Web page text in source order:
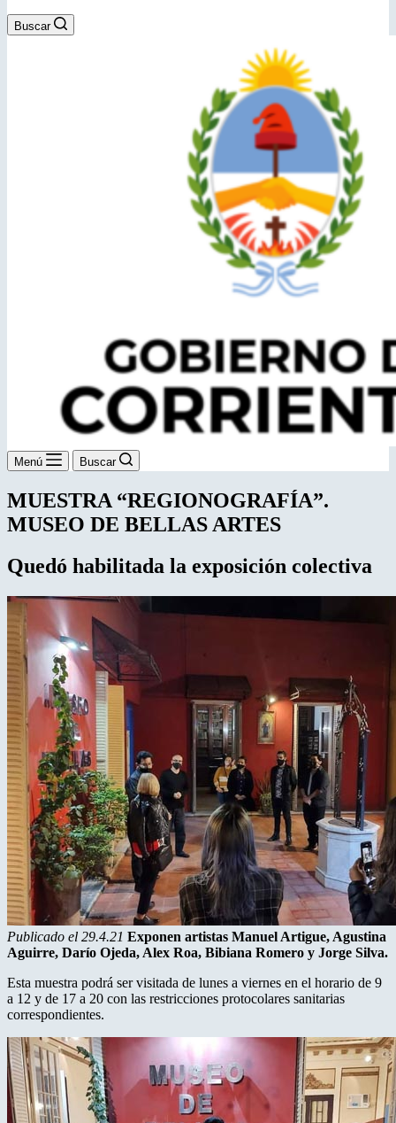
Buscar
Menú Buscar
MUESTRA “REGIONOGRAFÍA”.
MUSEO DE BELLAS ARTES
Quedó habilitada la exposición colectiva
Publicado el 29.4.21 Exponen artistas Manuel Artigue, Agustina
Aguirre, Darío Ojeda, Alex Roa, Bibiana Romero y Jorge Silva.
Esta muestra podrá ser visitada de lunes a viernes en el horario de 9
a 12 y de 17 a 20 con las restricciones protocolares sanitarias
correspondientes.